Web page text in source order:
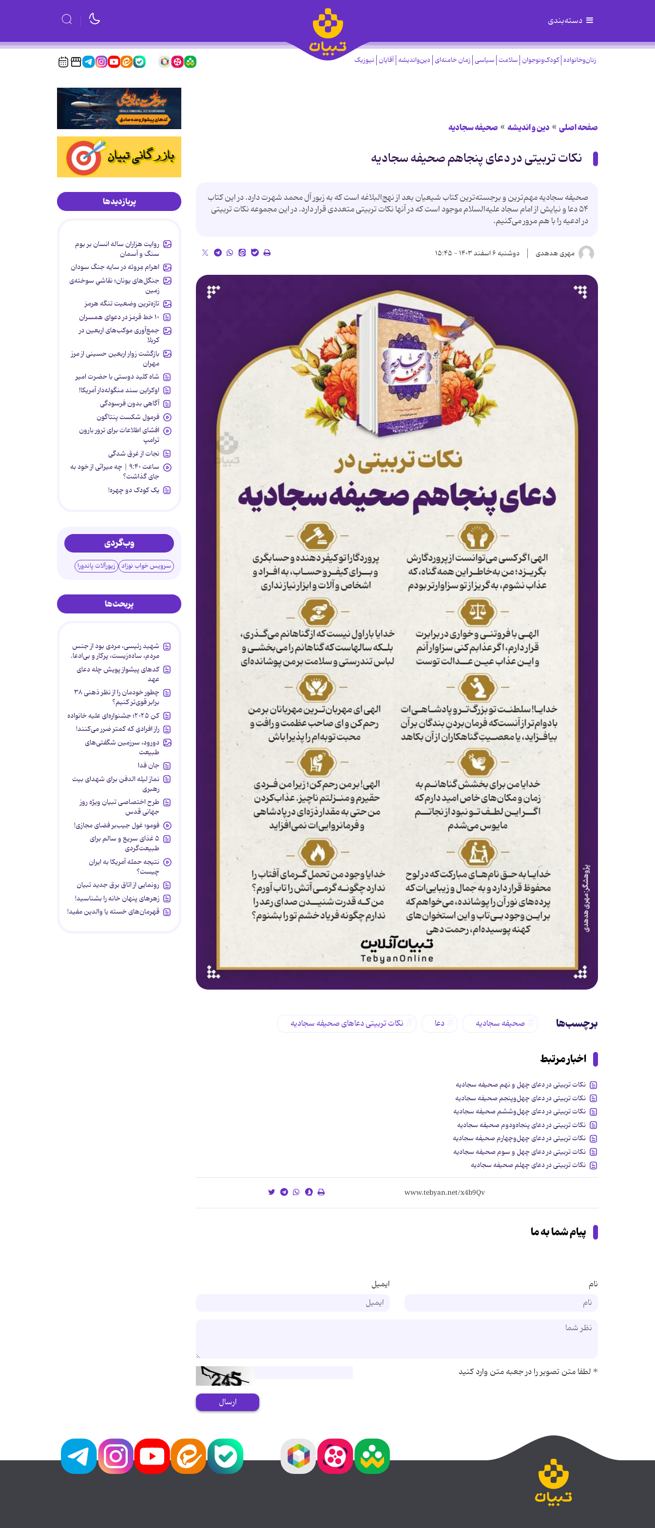
دسته‌بندی
زنان‌وخانواده کودک‌ونوجوان سلامت سیاسی زمان خامنه‌ای دین‌واندیشه آقایان نیوزیک
صفحه اصلی دین و اندیشه صحیفه سجادیه
نکات تربیتی در دعای پنجاهم صحیفه سجادیه
صحیفه سجادیه مهم‌ترین و برجسته‌ترین کتاب شیعیان بعد از نهج‌البلاغه است که به زبور آل محمد شهرت دارد. در این کتاب
۵۴ دعا و نیایش از امام سجاد علیه‌السلام موجود است که در آنها نکات تربیتی متعددی قرار دارد. در این مجموعه نکات تربیتی
در ادعیه را با هم مرور می‌کنیم.
مهری هدهدی دوشنبه ۶ اسفند ۱۴۰۳ - ۱۵:۴۵
برچسب‌ها صحیفه سجادیه دعا نکات تربیتی دعاهای صحیفه سجادیه
اخبار مرتبط
نکات تربیتی در دعای چهل و نهم صحیفه سجادیه
نکات تربیتی در دعای چهل‌وپنجم صحیفه سجادیه
نکات تربیتی در دعای چهل‌وششم صحیفه سجادیه
نکات تربیتی در دعای پنجاه‌ودوم صحیفه سجادیه
نکات تربیتی در دعای چهل‌وچهارم صحیفه سجادیه
نکات تربیتی در دعای چهل و سوم صحیفه سجادیه
نکات تربیتی در دعای چهلم صحیفه سجادیه
پیام شما به ما
نام ایمیل
*لطفا متن تصویر را در جعبه متن وارد کنید
ارسال
پربازدیدها
روایت هزاران ساله انسان بر بوم
سنگ و آسمان
اهرام مِروئه در سایه جنگ سودان
جنگل‌های یونان؛ نقاشیِ سوخته‌ی
زمین
تازه‌ترین وضعیت تنگه هرمز
۱۰ خط قرمز در دعوای همسران
جمع‌آوری موکب‌های اربعین در
کربلا
بازگشت زوار اربعین حسینی از مرز
مهران
شاه کلید دوستی با حضرت امیر
اوکراین سند منگوله‌دار آمریکا!
آگاهی بدون فرسودگی
فرمول شکست پنتاگون
افشای اطلاعات برای ترور بارون
ترامپ
نجات از غرق شدگی
ساعت ۹:۴۰ | چه میراثی از خود به
جای گذاشت؟
یک کودک دو چهره!
وب‌گردی
سرویس خواب نوزاد زیورآلات پاندورا
پربحث‌ها
شهید رئیسی، مردی بود از جنس
مردم، ساده‌زیست، پرکار و بی‌ادعا.
کدهای پیشواز پویش چله دعای
عهد
چطور خودمان را از نظر ذهنی ۳۸
برابر قوی‌تر کنیم؟
کن ۲۰۲۵؛ جشنواره‌ای علیه خانواده
راز افرادی که کمتر ضرر می‌کنند!
دورود، سرزمین شگفتی‌های
طبیعت
جان فدا
نماز لیله الدفن برای شهدای بیت
رهبری
طرح اختصاصی تبیان ویژه روز
جهانی قدس
فومو؛ غول جیب‌بر فضای مجازی!
۵ غذای سریع و سالم برای
طبیعت‌گردی
نتیجه حمله آمریکا به ایران
چیست؟
رونمایی از اتاق برق جدید تبیان
زهرهای پنهان خانه را بشناسید!
قهرمان‌های خسته یا والدین مفید!